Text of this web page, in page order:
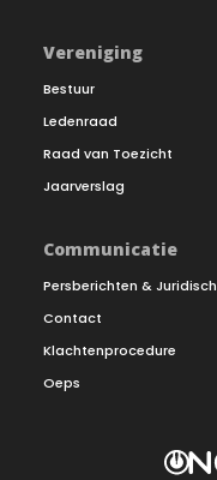
Vereniging
Bestuur
Ledenraad
Raad van Toezicht
Jaarverslag
Communicatie
Persberichten & Juridisch
Contact
Klachtenprocedure
Oeps